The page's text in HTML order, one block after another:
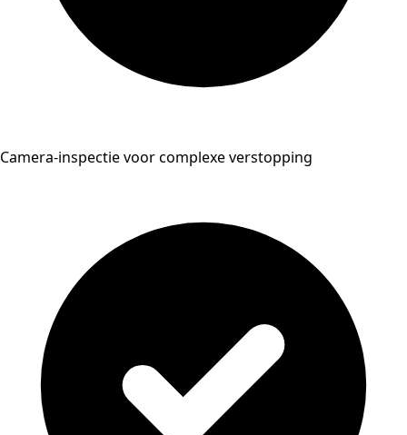
Camera-inspectie voor complexe verstopping